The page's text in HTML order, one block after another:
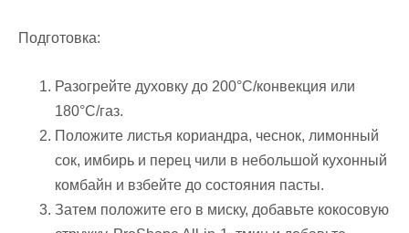
Подготовка:
Разогрейте духовку до 200°С/конвекция или
180°С/газ.
Положите листья кориандра, чеснок, лимонный
сок, имбирь и перец чили в небольшой кухонный
комбайн и взбейте до состояния пасты.
Затем положите его в миску, добавьте кокосовую